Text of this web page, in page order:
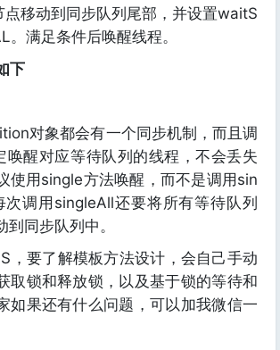
点移动到同步队列尾部，并设置waitS
满足条件后唤醒线程。
下
对象都会有一个同步机制，而且调
唤醒对应等待队列的线程，不会丢失
使用single方法唤醒，而不是调用sin
次调用singleAll还要将所有等待队列
同步队列中。
，要了解模板方法设计，会自己手动
取锁和释放锁，以及基于锁的等待和
如果还有什么问题，可以加我微信一